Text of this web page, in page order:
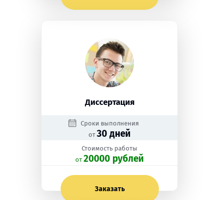
Диссертация
Сроки выполнения
от 30 дней
Стоимость работы
oт 20000 рублей
Заказать